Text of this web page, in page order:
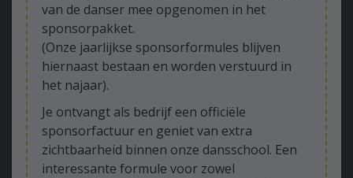
van de danser mee opgenomen in het
sponsorpakket.
(Onze jaarlijkse sponsorformules blijven
hiernaast bestaan en worden verstuurd in
het najaar).
Je ontvangt als bedrijf een officiële
sponsorfactuur en geniet van extra
zichtbaarheid binnen onze dansschool. Een
interessante formule voor zowel